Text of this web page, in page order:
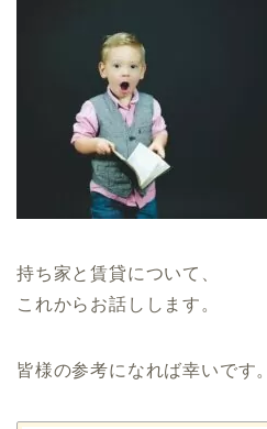
持ち家と賃貸について、
これからお話しします。
皆様の参考になれば幸いです。